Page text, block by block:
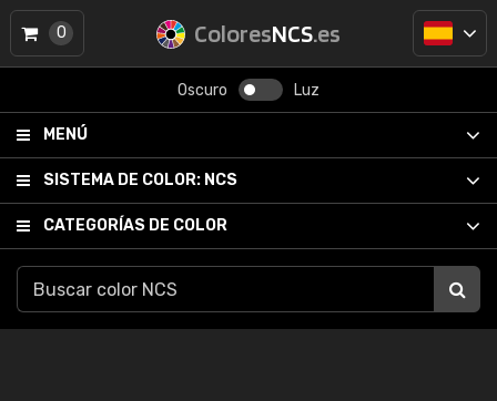
ColoresNCS.es
Oscuro Luz
MENÚ
SISTEMA DE COLOR: NCS
CATEGORÍAS DE COLOR
0